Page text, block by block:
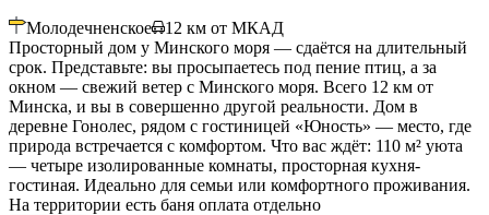
Молодечненское 12 км от МКАД
Просторный дом у Минского моря — сдаётся на длительный
срок. Представьте: вы просыпаетесь под пение птиц, а за
окном — свежий ветер с Минского моря. Всего 12 км от
Минска, и вы в совершенно другой реальности. Дом в
деревне Гонолес, рядом с гостиницей «Юность» — место, где
природа встречается с комфортом. Что вас ждёт: 110 м² уюта
— четыре изолированные комнаты, просторная кухня-
гостиная. Идеально для семьи или комфортного проживания.
На территории есть баня оплата отдельно